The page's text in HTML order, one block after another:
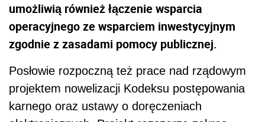
umożliwią również łączenie wsparcia
operacyjnego ze wsparciem inwestycyjnym
zgodnie z zasadami pomocy publicznej.
Posłowie rozpoczną też prace nad rządowym
projektem nowelizacji Kodeksu postępowania
karnego oraz ustawy o doręczeniach